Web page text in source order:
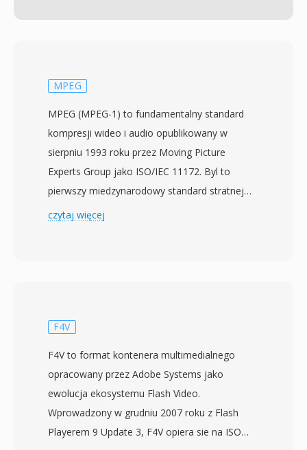
MPEG
MPEG (MPEG-1) to fundamentalny standard
kompresji wideo i audio opublikowany w
sierpniu 1993 roku przez Moving Picture
Experts Group jako ISO/IEC 11172. Byl to
pierwszy miedzynarodowy standard stratnej
kompresji ruchomych obrazow i
dyskretna transformata kosinusowa i
zorganizowanego wokol trzech typow klatek: I-
klatki (kodowane wewnetrznie), P-klatki
(predykcyjne) i B-klatki (predykcyjne
dwukierunkowo). Standard celuje w szybkosci
transmisji ok. 1,5 Mbps dla laczonego audio i
czytaj więcej
F4V
F4V to format kontenera multimedialnego
opracowany przez Adobe Systems jako
ewolucja ekosystemu Flash Video.
Wprowadzony w grudniu 2007 roku z Flash
Playerem 9 Update 3, F4V opiera sie na ISO